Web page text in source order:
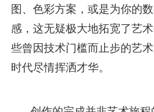
图、色彩方案，或是为你的
感，这无疑极大地拓宽了艺
些曾因技术门槛而止步的艺
时代尽情挥洒才华。